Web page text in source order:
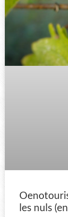
les nuls